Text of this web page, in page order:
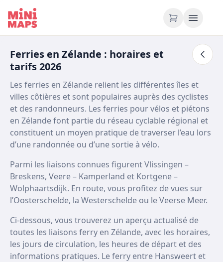
Aller au contenu
Ferries en Zélande : horaires et
tarifs 2026
Les ferries en Zélande relient les différentes îles et
villes côtières et sont populaires auprès des cyclistes
et des randonneurs. Les ferries pour vélos et piétons
en Zélande font partie du réseau cyclable régional et
constituent un moyen pratique de traverser l’eau lors
d’une randonnée ou d’une sortie à vélo.
Parmi les liaisons connues figurent Vlissingen –
Breskens, Veere – Kamperland et Kortgene –
Wolphaartsdijk. En route, vous profitez de vues sur
l’Oosterschelde, la Westerschelde ou le Veerse Meer.
Ci-dessous, vous trouverez un aperçu actualisé de
toutes les liaisons ferry en Zélande, avec les horaires,
les jours de circulation, les heures de départ et des
informations pratiques. Le ferry entre Hansweert et